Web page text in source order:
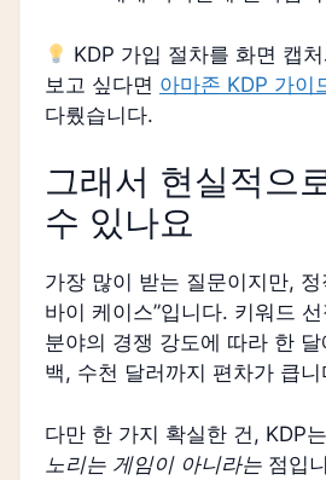
KDP 가입 절차를 화면 캡
보고 싶다면 아마존 KDP 가이
다뤘습니다.
그래서 현실적으
수 있나요
가장 많이 받는 질문이지만, 정
바이 케이스”입니다. 키워드
분야의 경쟁 강도에 따라 한
백, 수천 달러까지 편차가 큽니
다만 한 가지 확실한 건, KDP는
노리는 게임이 아니라는 점입